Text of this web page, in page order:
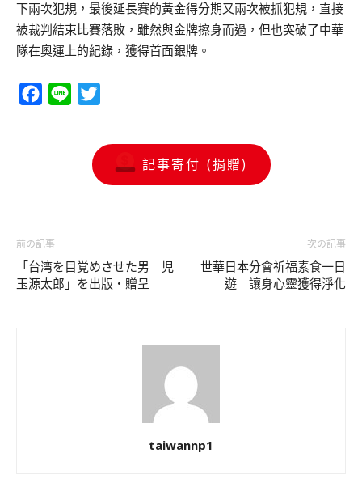
下兩次犯規，最後延長賽的黃金得分期又兩次被抓犯規，直接
被裁判結束比賽落敗，雖然與金牌擦身而過，但也突破了中華
隊在奧運上的紀錄，獲得首面銀牌。
Facebook
Line
記事寄付 (捐贈)
前の記事
「台湾を目覚めさせた男 児
玉源太郎」を出版・贈呈
次の記事
世華日本分會祈福素食一日
遊 讓身心靈獲得淨化
taiwannp1